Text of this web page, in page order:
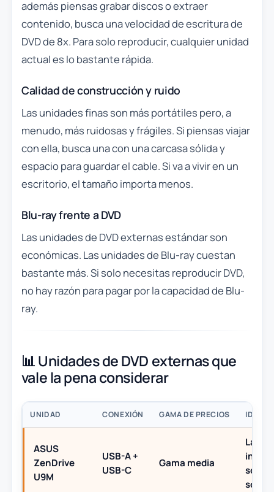
además piensas grabar discos o extraer
contenido, busca una velocidad de escritura de
DVD de 8x. Para solo reproducir, cualquier unidad
actual es lo bastante rápida.
Calidad de construcción y ruido
Las unidades finas son más portátiles pero, a
menudo, más ruidosas y frágiles. Si piensas viajar
con ella, busca una con una carcasa sólida y
espacio para guardar el cable. Si va a vivir en un
escritorio, el tamaño importa menos.
Blu-ray frente a DVD
Las unidades de DVD externas estándar son
económicas. Las unidades de Blu-ray cuestan
bastante más. Si solo necesitas reproducir DVD,
no hay razón para pagar por la capacidad de Blu-
ray.
📊 Unidades de DVD externas que
vale la pena considerar
UNIDAD CONEXIÓN GAMA DE PRECIOS IDEAL
ASUS
ZenDrive
U9M
USB-A +
USB-C
Gama media
La